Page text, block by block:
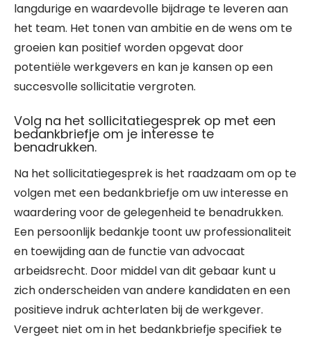
langdurige en waardevolle bijdrage te leveren aan
het team. Het tonen van ambitie en de wens om te
groeien kan positief worden opgevat door
potentiële werkgevers en kan je kansen op een
succesvolle sollicitatie vergroten.
Volg na het sollicitatiegesprek op met een
bedankbriefje om je interesse te
benadrukken.
Na het sollicitatiegesprek is het raadzaam om op te
volgen met een bedankbriefje om uw interesse en
waardering voor de gelegenheid te benadrukken.
Een persoonlijk bedankje toont uw professionaliteit
en toewijding aan de functie van advocaat
arbeidsrecht. Door middel van dit gebaar kunt u
zich onderscheiden van andere kandidaten en een
positieve indruk achterlaten bij de werkgever.
Vergeet niet om in het bedankbriefje specifiek te